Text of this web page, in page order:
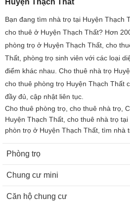
Huyện Thạch Thất
Bạn đang tìm nhà trọ tại Huyện Thạch
cho thuê ở Huyện Thạch Thất? Hơn
phòng trọ ở Huyện Thạch Thất, cho
Thất, phòng trọ sinh viên với các loại
điểm khác nhau. Cho thuê nhà trọ
cho thuê phòng trọ Huyện Thạch Thất
đầy đủ, cập nhật liên tục.
Cho thuê phòng trọ, cho thuê nhà trọ,
Huyện Thạch Thất, cho thuê nhà trọ
phòn trọ ở Huyện Thạch Thất, tìm nhà
Phòng trọ
Chung cư mini
Căn hộ chung cư